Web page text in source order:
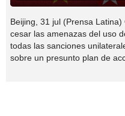
Beijing, 31 jul (Prensa
cesar las amenazas del uso
todas las sanciones
sobre un presunto plan de